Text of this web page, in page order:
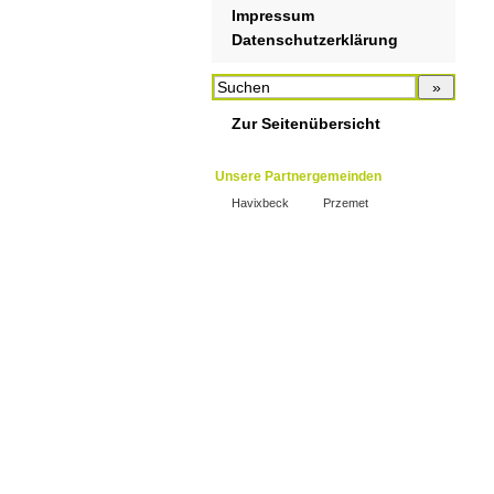
Impressum
Datenschutzerklärung
Zur Seitenübersicht
Unsere Partnergemeinden
Havixbeck Przemet